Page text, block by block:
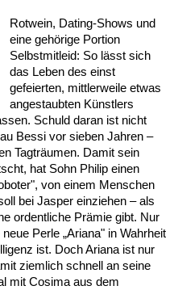
Rotwein, Dating-Shows und
eine gehörige Portion
Selbstmitleid: So lässt sich
das Leben des einst
gefeierten, mittlerweile etwas
angestaubten Künstlers
Schuld daran ist nicht
Bessi vor sieben Jahren –
Tagträumen. Damit sein
hat Sohn Philip einen
von einem Menschen
bei Jasper einziehen – als
ordentliche Prämie gibt. Nur
Perle „Ariana" in Wahrheit
ist. Doch Ariana ist nur
ziemlich schnell an seine
mit Cosima aus dem